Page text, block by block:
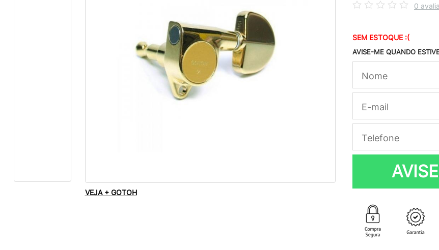
VEJA + GOTOH
0
SEM ESTOQUE :(
AVISE-ME QUANDO